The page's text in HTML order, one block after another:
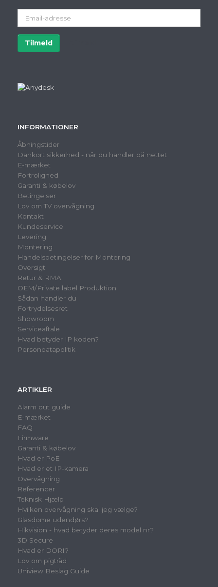
adresse
Tilmeld
INFORMATIONER
Åbningstider
Dankort sikkerhed - når du handler på nettet
E-mærket
Fortrolighed
Garanti & købelov
Betingelser
Lov om TV overvågning
Kontakt
Kundeservice
Levering
Montering
Handelsbetingelser for Montering
Oversigt
Retur & RMA
OEM/Private label Produktion
Sådan handler du
Fortrydelsesret
Showroom
Serviceaftale
Hvad betyder IP koden?
Persondatapolitik
ARTIKLER
Alarm out guide
E-mærket
FAQ
Firmware
Garanti & købelov
Hvad er PoE
Hvad er et IP-kamera
Overvågning
Referencer
Teknisk Hjælp
Hvilken overvågning skal jeg vælge?
Glasdome udendørs?
Hikvision - hvad betyder deres model nr?
3D Secure
Hvad er DORI?
Lov om pigtråd
Uniview Beslag Guide